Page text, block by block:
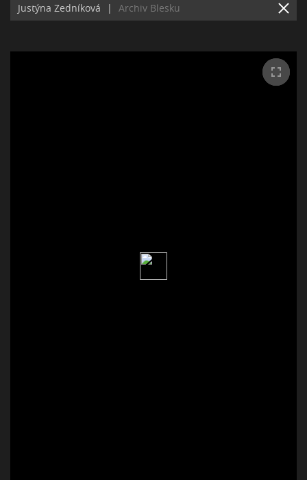
Justýna Zedníková | Archiv Blesku